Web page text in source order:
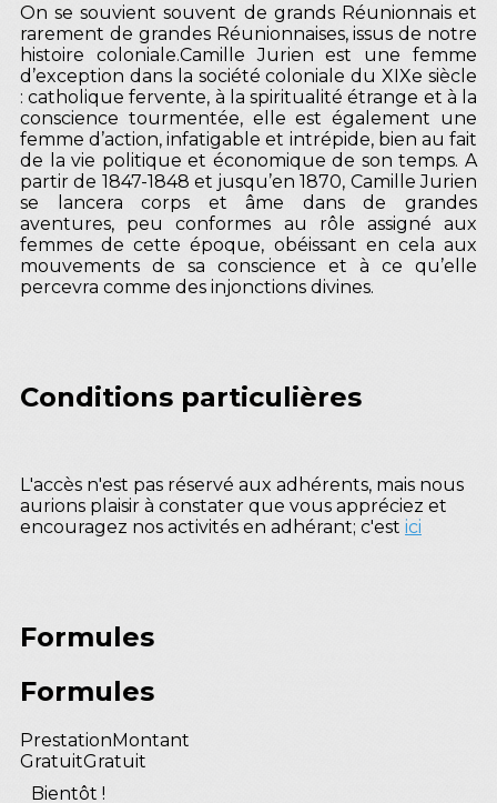
On se souvient souvent de grands Réunionnais et
rarement de grandes Réunionnaises, issus de notre
histoire coloniale.Camille Jurien est une femme
d’exception dans la société coloniale du XIXe siècle
: catholique fervente, à la spiritualité étrange et à la
conscience tourmentée, elle est également une
femme d’action, infatigable et intrépide, bien au fait
de la vie politique et économique de son temps. A
partir de 1847-1848 et jusqu’en 1870, Camille Jurien
se lancera corps et âme dans de grandes
aventures, peu conformes au rôle assigné aux
femmes de cette époque, obéissant en cela aux
mouvements de sa conscience et à ce qu’elle
percevra comme des injonctions divines.
Conditions particulières
L'accès n'est pas réservé aux adhérents, mais nous
aurions plaisir à constater que vous appréciez et
encouragez nos activités en adhérant; c'est ici
Formules
Formules
PrestationMontant
GratuitGratuit
Bientôt !